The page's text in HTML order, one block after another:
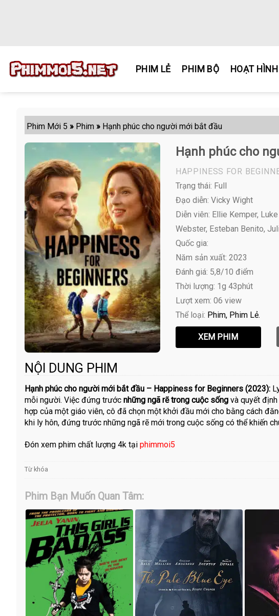
PHIM LẺ PHIM BỘ HOẠT HÌNH
Phim Mới 5 » Phim » Hạnh phúc cho người mới bắt đầu
Hạnh phúc cho
HAPPINESS FOR
Trạng thái: Full
Đạo diễn: Vicky Wight
Diễn viên: Ellie Kemper,
Webster, Esteban Benito,
Quốc gia:
Năm sản xuất: 2023
Đánh giá: 5,8/10 điểm
Thời lượng: 1g 43phút
Lượt xem: 06 view
Thể loại: Phim Phim Lẻ
NỘI DUNG PHIM
Hạnh phúc cho người mới bắt đầu – Happiness for Beginners (2023):
mỗi người. Việc đứng trước những ngã rẽ trong cuộc sống và quyết
hợp của một giáo viên, cô đã chọn một khởi đầu mới cho bằng cách
khi ly hôn, đứng trước những ngã rẽ mới trong cuộc sống có thể khiến
Đón xem phim chất lượng 4k tại phimmoi5
Từ khóa
Phim Bạn Muốn Quan Tâm: